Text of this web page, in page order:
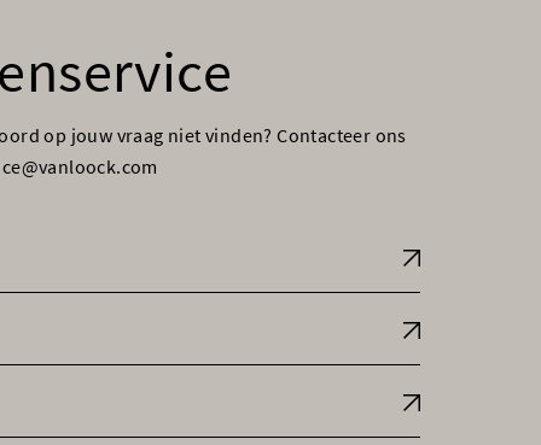
op jouw vraag niet vinden? Contacteer ons